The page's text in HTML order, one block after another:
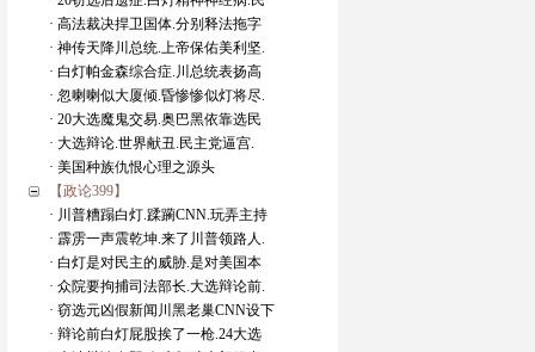
· 高法裁决捍卫国体.分别释法拖字
· 神传天降川总统.上帝保佑美利坚.
· 白灯帕金森综合症.川总统表扬高
· 忽喇喇似大厦倾.昏惨惨似灯将尽.
· 20大选魔鬼交易.奥巴黑依靠选民
· 大选辩论.世界献丑.民主党逼宫.
· 美国种族仇恨心理之源头
【政论399】
· 川普糟蹋白灯.蹂躏CNN.玩弄主持
· 霹雳一声震乾坤.来了川普领路人.
· 白灯是对民主的威胁.是对美国本
· 众院要拘捕司法部长.大选辩论前.
· 窃选元凶假新闻川黑老巢CNN设下
· 辩论前白灯屁股挨了一枪.24大选